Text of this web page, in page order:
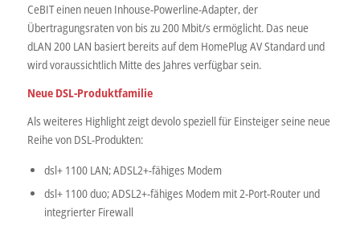
CeBIT einen neuen Inhouse-Powerline-Adapter, der
Übertragungsraten von bis zu 200 Mbit/s ermöglicht. Das neue
dLAN 200 LAN basiert bereits auf dem HomePlug AV Standard und
wird voraussichtlich Mitte des Jahres verfügbar sein.
Neue DSL-Produktfamilie
Als weiteres Highlight zeigt devolo speziell für Einsteiger seine neue
Reihe von DSL-Produkten:
dsl+ 1100 LAN; ADSL2+-fähiges Modem
dsl+ 1100 duo; ADSL2+-fähiges Modem mit 2-Port-Router und
integrierter Firewall